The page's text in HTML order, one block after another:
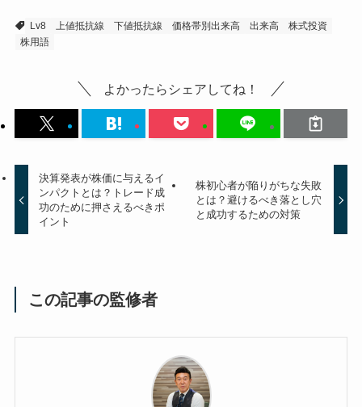
Lv8 上値抵抗線 下値抵抗線 価格帯別出来高 出来高
株式投資
株用語
よかったらシェアしてね！
決算発表が株価に与えるイ
ンパクトとは？トレード成
功のために押さえるべきポ
イント
株初心者が陥りがちな失敗
とは？避けるべき落とし穴
と成功するための対策
この記事の監修者